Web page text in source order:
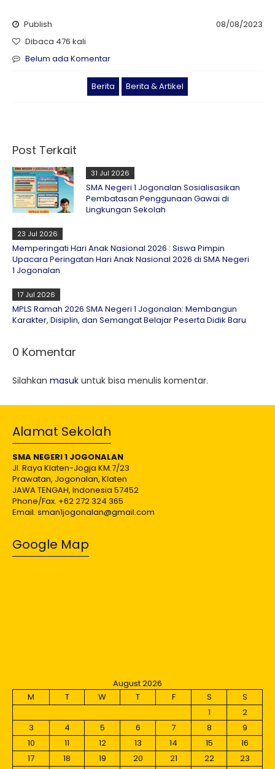
Publish
08/08/2023
Dibaca 476 kali
Belum ada Komentar
Berita Berita & Artikel
Post Terkait
31 Jul 2026
SMA Negeri 1 Jogonalan Sosialisasikan
Pembatasan Penggunaan Gawai di
Lingkungan Sekolah
23 Jul 2026
Memperingati Hari Anak Nasional 2026 : Siswa Pimpin
Upacara Peringatan Hari Anak Nasional 2026 di SMA Negeri
1 Jogonalan
17 Jul 2026
MPLS Ramah 2026 SMA Negeri 1 Jogonalan: Membangun
Karakter, Disiplin, dan Semangat Belajar Peserta Didik Baru
0 Komentar
Silahkan masuk untuk bisa menulis komentar.
Alamat Sekolah
SMA NEGERI 1 JOGONALAN
Jl. Raya Klaten-Jogja KM.7/23
Prawatan, Jogonalan, Klaten
JAWA TENGAH, Indonesia 57452
Phone/Fax. +62 272 324 365
Email. sman1jogonalan@gmail.com
Google Map
August 2026
M
T W T F S
S
1
2
3
4 5 6 7 8
9
10
11 12 13 14 15
16
17
18 19 20 21 22
23